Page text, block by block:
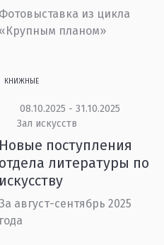
Фотовыставка из цикла
«Крупным планом»
КНИЖНЫЕ
08.10.2025 - 31.10.2025
Зал искусств
Новые поступления
отдела литературы по
искусству
август-сентябрь 2025
года